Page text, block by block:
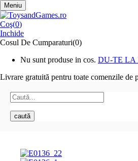
Meniu
Coş(0)
Inchide
Cosul De Cumparaturi(0)
Nu sunt produse in cos. DU-TE LA
Livrare gratuită pentru toate comenzile de
caută